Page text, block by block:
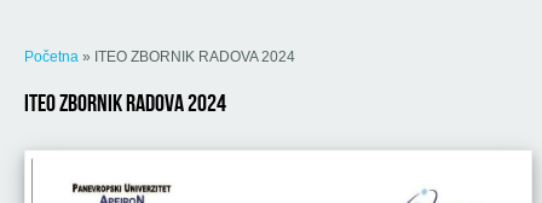
Početna » ITEO ZBORNIK RADOVA 2024
ITEO ZBORNIK RADOVA 2024